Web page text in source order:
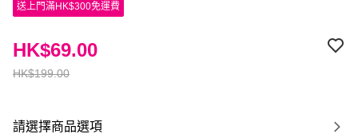
送上門滿HK$300免運費
HK$199.00
HK$69.00
請選擇商品選項